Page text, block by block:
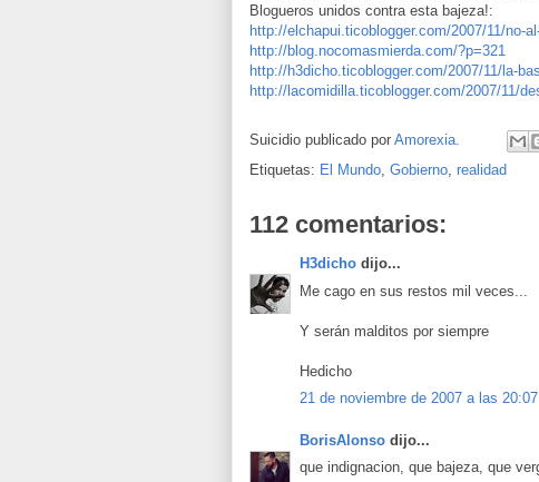
Blogueros unidos contra esta bajeza!:
http://elchapui.ticoblogger.com/2007/11/no-
http://blog.nocomasmierda.com/?p=321
http://h3dicho.ticoblogger.com/2007/11/la-
http://lacomidilla.ticoblogger.com/2007/11/
Suicidio publicado por Amorexia.
Etiquetas: El Mundo, Gobierno, realidad
112 comentarios:
H3dicho dijo...
Me cago en sus restos mil veces...
Y serán malditos por siempre
Hedicho
21 de noviembre de 2007 a las 20:07
BorisAlonso dijo...
que indignacion, que bajeza, que